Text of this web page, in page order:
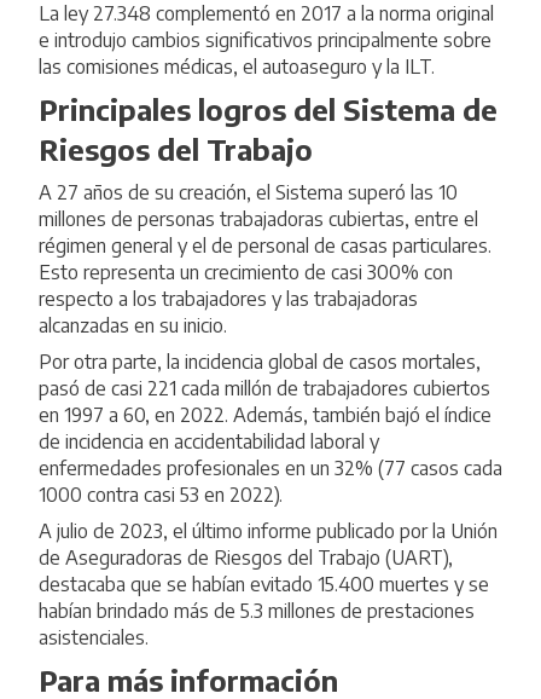
La ley 27.348 complementó en 2017 a la norma original
e introdujo cambios significativos principalmente sobre
las comisiones médicas, el autoaseguro y la ILT.
Principales logros del Sistema de
Riesgos del Trabajo
A 27 años de su creación, el Sistema superó las 10
millones de personas trabajadoras cubiertas, entre el
régimen general y el de personal de casas particulares.
Esto representa un crecimiento de casi 300% con
respecto a los trabajadores y las trabajadoras
alcanzadas en su inicio.
Por otra parte, la incidencia global de casos mortales,
pasó de casi 221 cada millón de trabajadores cubiertos
en 1997 a 60, en 2022. Además, también bajó el índice
de incidencia en accidentabilidad laboral y
enfermedades profesionales en un 32% (77 casos cada
1000 contra casi 53 en 2022).
A julio de 2023, el último informe publicado por la Unión
de Aseguradoras de Riesgos del Trabajo (UART),
destacaba que se habían evitado 15.400 muertes y se
habían brindado más de 5.3 millones de prestaciones
asistenciales.
Para más información